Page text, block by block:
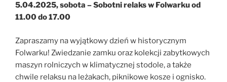
5.04.2025, sobota – Sobotni relaks w Folwarku od
11.00 do 17.00
Zapraszamy na wyjątkowy dzień w historycznym
Folwarku! Zwiedzanie zamku oraz kolekcji zabytkowych
maszyn rolniczych w klimatycznej stodole, a także
chwile relaksu na leżakach, piknikowe kosze i ognisko.